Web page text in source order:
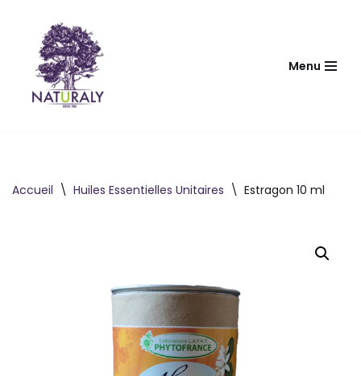
contenu
Menu
Accueil \ Huiles Essentielles Unitaires \ Estragon 10 ml